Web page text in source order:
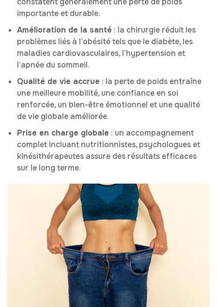
importante et durable.
Amélioration de la santé : la chirurgie réduit les
problèmes liés à l’obésité tels que le diabète, les
maladies cardiovasculaires, l’hypertension et
l’apnée du sommeil.
Qualité de vie accrue : la perte de poids entraîne
une meilleure mobilité, une confiance en soi
renforcée, un bien-être émotionnel et une qualité
de vie globale améliorée.
Prise en charge globale : un accompagnement
complet incluant nutritionnistes, psychologues et
kinésithérapeutes assure des résultats efficaces
sur le long terme.